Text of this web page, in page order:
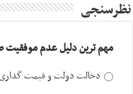
نظرسنجی
مهم ترین دلیل عدم موفقیت
دخالت دولت و قیمت